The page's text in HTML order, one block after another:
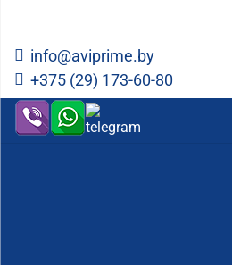
info@aviprime.by
+375 (29) 173-60-80